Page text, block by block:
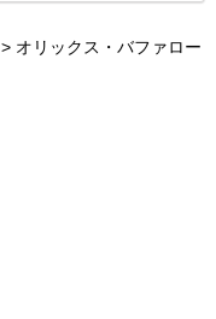
> オリックス・バファロー